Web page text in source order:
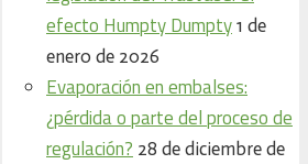
efecto Humpty Dumpty 1 de
enero de 2026
Evaporación en embalses:
¿pérdida o parte del proceso de
regulación? 28 de diciembre de